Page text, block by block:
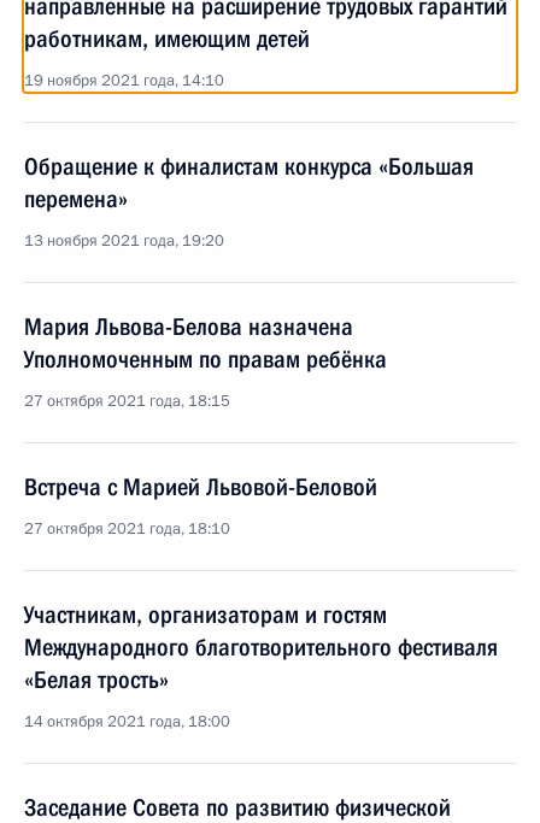
направленные на расширение трудовых гарантий
работникам, имеющим детей
19 ноября 2021 года, 14:10
Обращение к финалистам конкурса «Большая
перемена»
13 ноября 2021 года, 19:20
Мария Львова-Белова назначена
Уполномоченным по правам ребёнка
27 октября 2021 года, 18:15
Встреча с Марией Львовой-Беловой
27 октября 2021 года, 18:10
Участникам, организаторам и гостям
Международного благотворительного фестиваля
«Белая трость»
14 октября 2021 года, 18:00
Заседание Совета по развитию физической